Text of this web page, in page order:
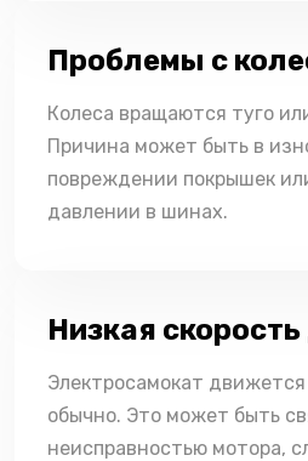
Проблемы с
Колеса вращаются туго
Причина может быть в
повреждении покрышек
давлении в шинах.
Низкая
Электросамокат
обычно. Это может быть
неисправностью мотора,